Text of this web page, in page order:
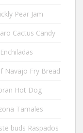
Pear Jam
Cactus Candy
Navajo Fry Bread
Hot Dog
Tamales
buds Raspados